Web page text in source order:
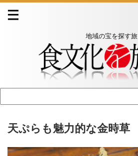
地域の宝を探す旅
天ぷらも魅力的な金時草